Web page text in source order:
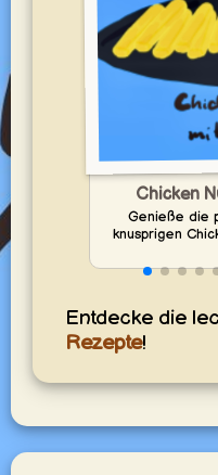
Chicken
Genieße die
knusprigen
Entdecke die
Rezepte!